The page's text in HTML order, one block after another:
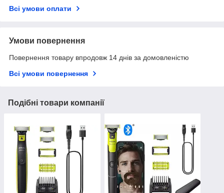
Всі умови оплати
Умови повернення
Повернення товару впродовж 14 днів за домовленістю
Всі умови повернення
Подібні товари компанії